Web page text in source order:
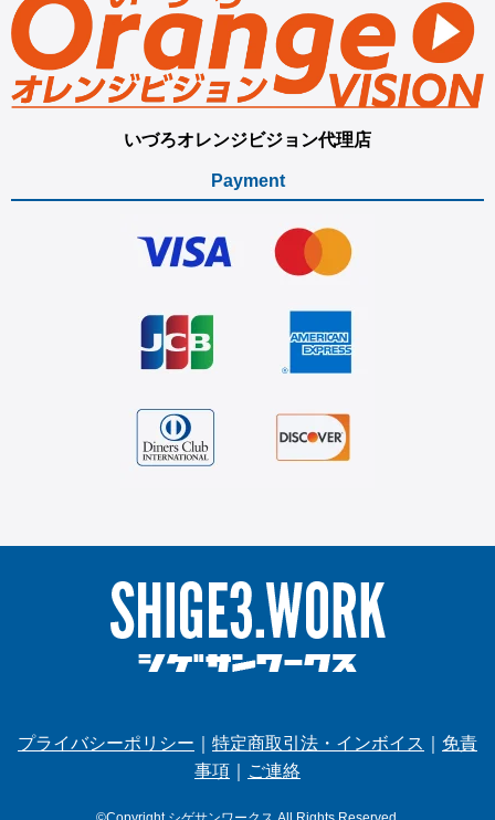
いづろオレンジビジョン代理店
Payment
プライバシーポリシー 特定商取引法・インボイス
免責
事項
ご連絡